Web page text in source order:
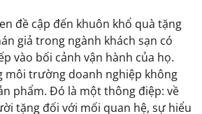
đề cập đến khuôn khổ quà tặng
giả trong ngành khách sạn có
vào bối cảnh vận hành của họ.
môi trường doanh nghiệp không
phẩm. Đó là một thông điệp: về
tặng đối với mối quan hệ, sự hiểu